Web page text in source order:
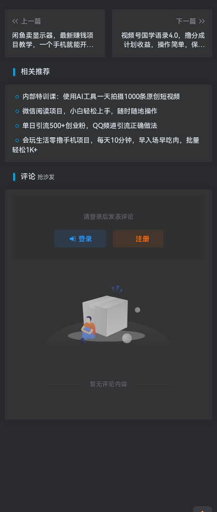
上一篇
闲鱼卖显示器，最新赚钱项
目教学，一个手机就能开始
下一篇
视频号国学语录4.0，撸分成
计划收益，操作简单，保底
相关推荐
内部特训课：使用AI工具一天拍摄1000条原创短视频
微信阅读项目，小白轻松上手，随时随地操作
单日引流500+创业粉，QQ频道引流正确做法
会玩生活零撸手机项目，每天10分钟，早入场早吃肉，批量
轻松1K+
评论 抢沙发
请登录后发表评论
登录 注册
暂无评论内容